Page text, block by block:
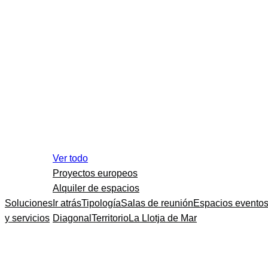
Soluciones
y servicios
Ver todo
Proyectos europeos
Alquiler de espacios
Ir atrásTipologíaSalas de reuniónEspacios eventos
Diagonal TerritorioLa Llotja de Mar